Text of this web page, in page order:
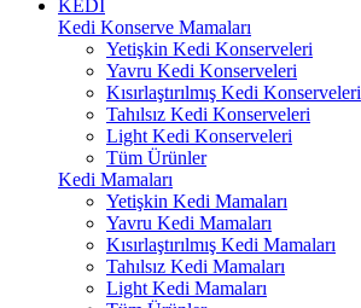
KEDİ
Kedi Konserve Mamaları
Yetişkin Kedi Konserveleri
Yavru Kedi Konserveleri
Kısırlaştırılmış Kedi Konserveleri
Tahılsız Kedi Konserveleri
Light Kedi Konserveleri
Tüm Ürünler
Kedi Mamaları
Yetişkin Kedi Mamaları
Yavru Kedi Mamaları
Kısırlaştırılmış Kedi Mamaları
Tahılsız Kedi Mamaları
Light Kedi Mamaları